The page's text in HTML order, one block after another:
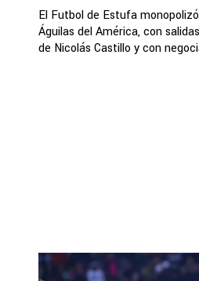
El Futbol de Estufa
Águilas del América, con
de Nicolás Castillo y con